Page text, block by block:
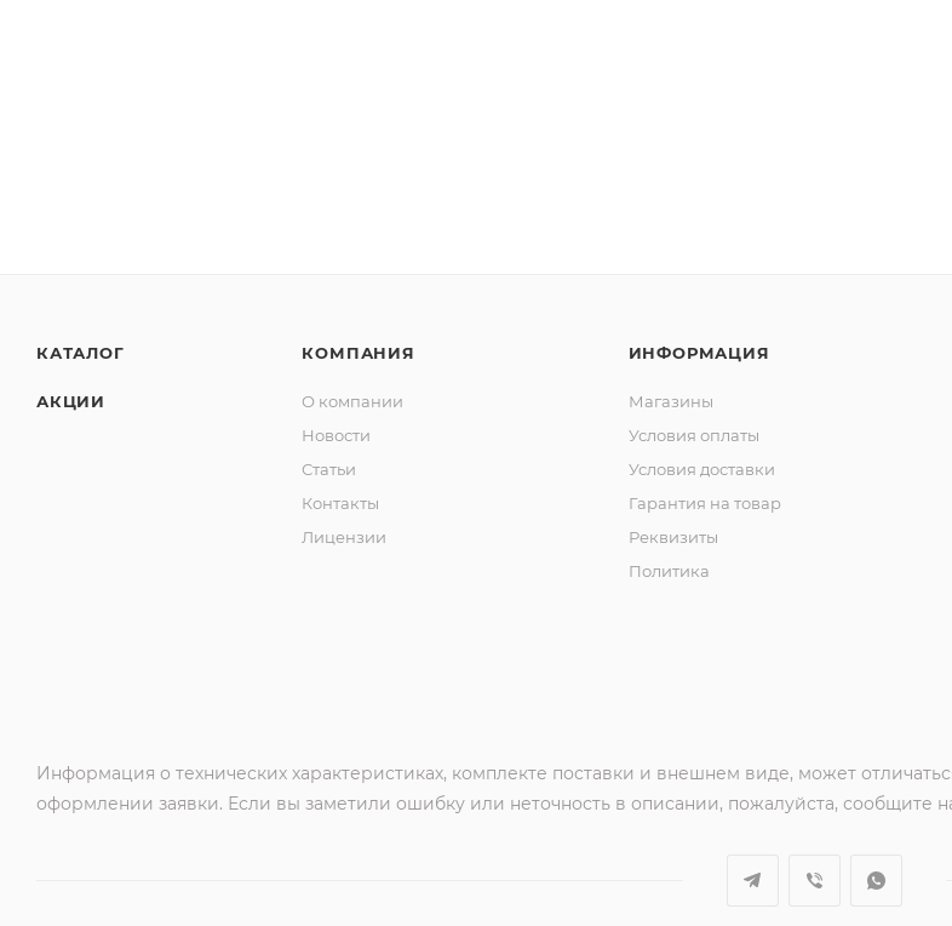
КАТАЛОГ
АКЦИИ
КОМПАНИЯ
О компании
Новости
Статьи
Контакты
Лицензии
ИНФОРМАЦИЯ
Магазины
Условия оплаты
Условия доставки
Гарантия на товар
Реквизиты
Политика
Информация о технических характеристиках, комплекте поставки и внешнем виде, может
оформлении заявки. Если вы заметили ошибку или неточность в описании, пожалуйста, сообщите